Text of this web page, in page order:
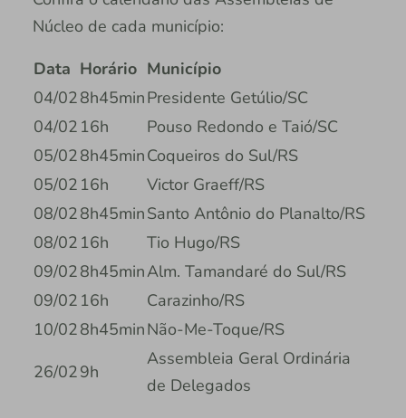
Núcleo de cada município:
Data Horário Município
04/028h45minPresidente Getúlio/SC
04/02 16h
Pouso Redondo e Taió/SC
05/028h45minCoqueiros do Sul/RS
05/02 16h
Victor Graeff/RS
08/028h45minSanto Antônio do Planalto/RS
08/02 16h
Tio Hugo/RS
09/028h45minAlm. Tamandaré do Sul/RS
09/02 16h
Carazinho/RS
10/028h45minNão-Me-Toque/RS
26/029h
Assembleia Geral Ordinária
de Delegados